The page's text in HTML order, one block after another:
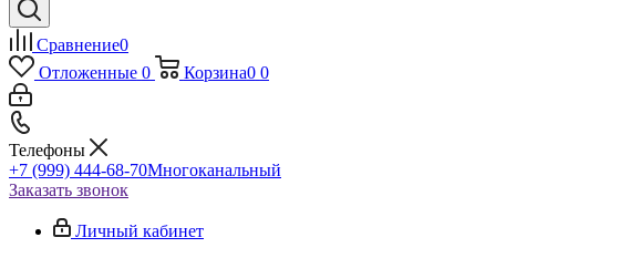
Сравнение0
Отложенные 0 Корзина0 0
Телефоны
+7 (999) 444-68-70Многоканальный
Заказать звонок
Личный кабинет